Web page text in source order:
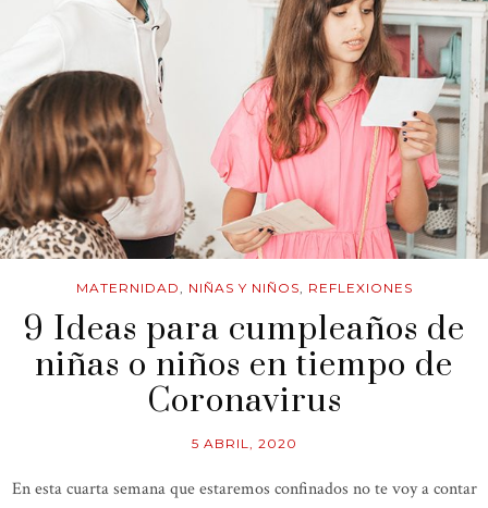
MATERNIDAD NIÑAS Y NIÑOS REFLEXIONES
9 Ideas para cumpleaños de
niñas o niños en tiempo de
Coronavirus
5 ABRIL, 2020
En esta cuarta semana que estaremos confinados no te voy a contar